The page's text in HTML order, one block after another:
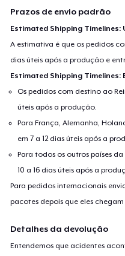
Prazos de envio padrão
Estimated Shipping Timelines:
A estimativa é que os pedidos
dias úteis após a produção e
Estimated Shipping Timelines:
Os pedidos com destino ao
úteis após a produção.
Para França, Alemanha,
em 7 a 12 dias úteis após a
Para todos os outros países
10 a 16 dias úteis após a
Para pedidos internacionais
pacotes depois que eles
Detalhes da devolução
Entendemos que acidentes